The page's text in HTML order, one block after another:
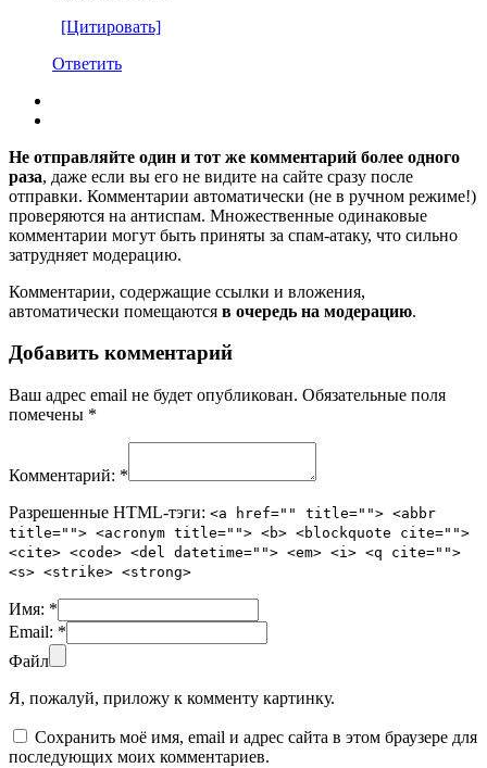
[Цитировать]
Ответить
Не отправляйте один и тот же комментарий более одного
раза, даже если вы его не видите на сайте сразу после
отправки. Комментарии автоматически (не в ручном режиме!)
проверяются на антиспам. Множественные одинаковые
комментарии могут быть приняты за спам-атаку, что сильно
затрудняет модерацию.
Комментарии, содержащие ссылки и вложения,
автоматически помещаются в очередь на модерацию.
Добавить комментарий
Ваш адрес email не будет опубликован. Обязательные поля
помечены *
Комментарий: *
Разрешенные HTML-тэги: <a href="" title=""> <abbr
title=""> <acronym title=""> <b> <blockquote cite="">
<cite> <code> <del datetime=""> <em> <i> <q cite="">
<s> <strike> <strong>
Имя: *
Email: *
Файл
Я, пожалуй, приложу к комменту картинку.
Сохранить моё имя, email и адрес сайта в этом браузере для
последующих моих комментариев.